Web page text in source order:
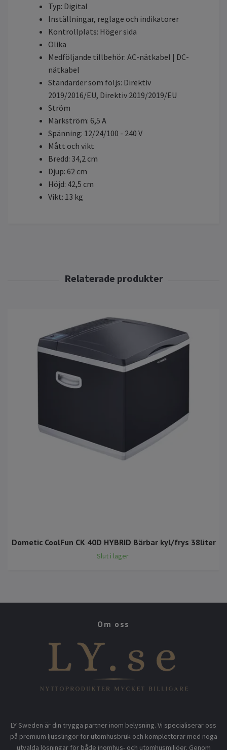
Typ: Digital
Inställningar, reglage och indikatorer
Kontrollplats: Höger sida
Olika
Medföljande tillbehör: AC-nätkabel | DC-
nätkabel
Standarder som följs: Direktiv
2019/2016/EU, Direktiv 2019/2019/EU
Ström
Märkström: 6,5 A
Spänning: 12/24/100 - 240 V
Mått och vikt
Bredd: 34,2 cm
Djup: 62 cm
Höjd: 42,5 cm
Vikt: 13 kg
Dometic CoolFun CK 40D HYBRID Bärbar kyl/frys 38liter
Slut i lager
Om oss
LY Sweden är din trygga partner inom belysning. Vi specialiserar oss
på premium ljusslingor för utomhusbruk och kompletterar med noga
utvalda lösningar för både inomhus- och utomhusmiljöer. Genom